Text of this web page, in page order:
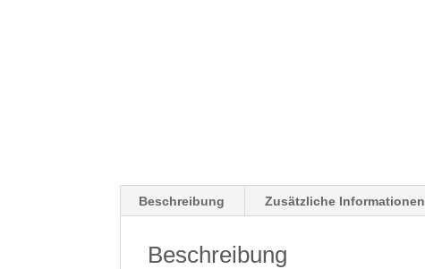
Beschreibung Zusätzliche Informationen
Beschreibung